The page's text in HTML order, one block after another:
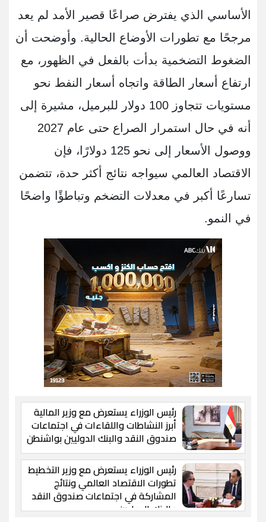
الأساسي الذي يفترض صراعًا قصير الأمد لم يعد
مرجحًا مع تطورات الأوضاع الحالية. وأوضحت أن
الضغوط التضخمية بدأت بالفعل في الظهور، مع
ارتفاع أسعار الطاقة واتجاه أسعار النفط نحو
مستويات تتجاوز 100 دولار للبرميل، مشيرة إلى
أنه في حال استمرار الصراع حتى عام 2027
ووصول الأسعار إلى نحو 125 دولارًا، فإن
الاقتصاد العالمي سيواجه نتائج أكثر حدة، تتضمن
تسارعًا أكبر في معدلات التضخم وتباطؤًا واضحًا
في النمو.
رئيس الوزراء يستعرض مع وزير المالية
أبرز النشاطات واللقاءات في اجتماعات
صندوق النقد والبنك الدوليين بواشنطن
رئيس الوزراء يستعرض مع وزير التخطيط
تطورات الاقتصاد العالمي ونتائج
المشاركة في اجتماعات صندوق النقد
والبنك الدوليين